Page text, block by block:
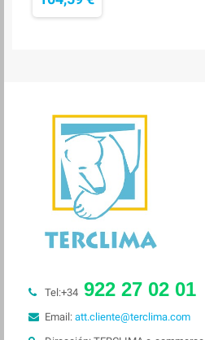
Tel:+34 922 27 02 01
Email: att.cliente@terclima.com